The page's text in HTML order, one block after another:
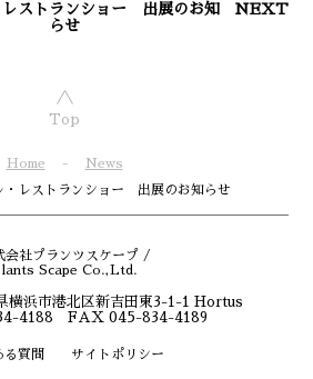
レストランショー 出展のお知
らせ
NEXT
Top
Home
News
・レストランショー 出展のお知らせ
会社プランツスケープ /
Scape Co.,Ltd.
横浜市港北区新吉田東3-1-1 Hortus
4188 FAX 045-834-4189
る質問 サイトポリシー